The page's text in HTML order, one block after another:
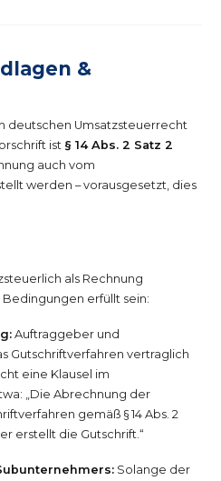
&
deutschen Umsatzsteuerrecht
ist § 14 Abs. 2 Satz 2
auch vom
werden – vorausgesetzt, dies
als Rechnung
erfüllt sein:
Auftraggeber und
Gutschriftverfahren vertraglich
eine Klausel im
„Die Abrechnung der
gemäß § 14 Abs. 2
erstellt die Gutschrift.“
Solange der